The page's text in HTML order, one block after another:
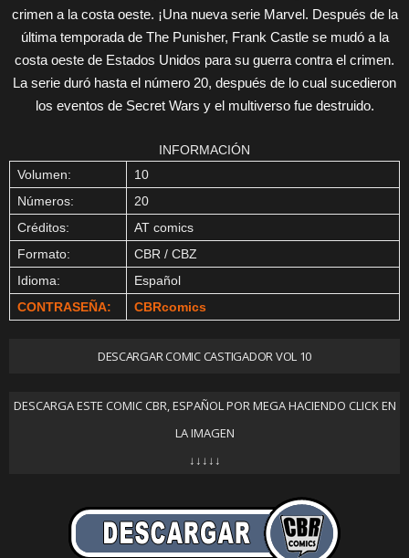
crimen a la costa oeste. ¡Una nueva serie Marvel. Después de la
última temporada de The Punisher, Frank Castle se mudó a la
costa oeste de Estados Unidos para su guerra contra el crimen.
La serie duró hasta el número 20, después de lo cual sucedieron
los eventos de Secret Wars y el multiverso fue destruido.
INFORMACIÓN
Volumen:
10
Números:
20
Créditos:
AT comics
Formato:
CBR / CBZ
Idioma:
Español
CONTRASEÑA:
CBRcomics
DESCARGAR COMIC CASTIGADOR VOL 10
DESCARGA ESTE COMIC CBR, ESPAÑOL POR MEGA HACIENDO CLICK EN
LA IMAGEN
↓↓↓↓↓